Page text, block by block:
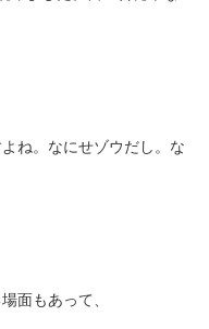
ね。なにせゾウだし。な
面もあって、